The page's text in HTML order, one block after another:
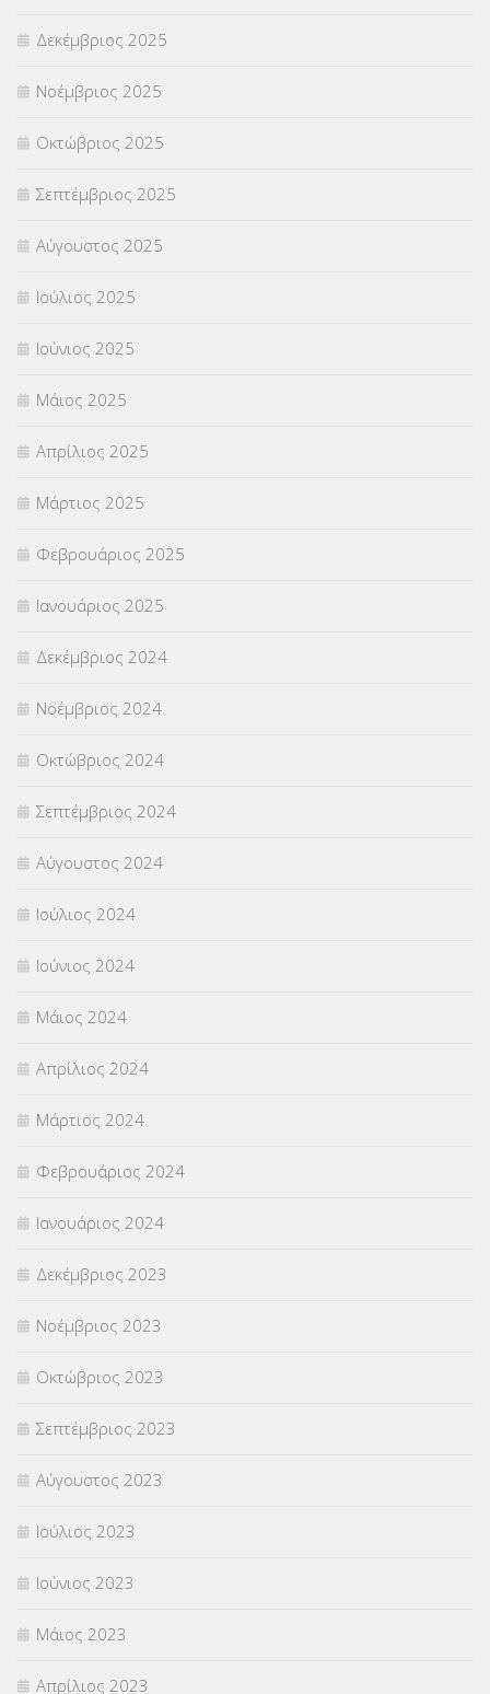
Δεκέμβριος 2025
Νοέμβριος 2025
Οκτώβριος 2025
Σεπτέμβριος 2025
Αύγουστος 2025
Ιούλιος 2025
Ιούνιος 2025
Μάιος 2025
Απρίλιος 2025
Μάρτιος 2025
Φεβρουάριος 2025
Ιανουάριος 2025
Δεκέμβριος 2024
Νοέμβριος 2024
Οκτώβριος 2024
Σεπτέμβριος 2024
Αύγουστος 2024
Ιούλιος 2024
Ιούνιος 2024
Μάιος 2024
Απρίλιος 2024
Μάρτιος 2024
Φεβρουάριος 2024
Ιανουάριος 2024
Δεκέμβριος 2023
Νοέμβριος 2023
Οκτώβριος 2023
Σεπτέμβριος 2023
Αύγουστος 2023
Ιούλιος 2023
Ιούνιος 2023
Μάιος 2023
Απρίλιος 2023